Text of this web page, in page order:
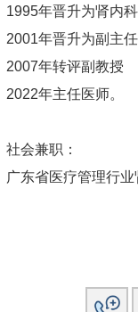
1995年晋升为肾内
2001年晋升为副主
2007年转评副教授
2022年主任医师。
社会兼职：
广东省医疗管理行业
已主持广东省卫生
治。在SCI、国家及